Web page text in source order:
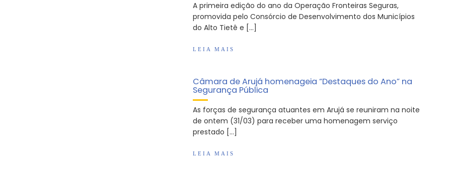
A primeira edição do ano da Operação Fronteiras Seguras,
promovida pelo Consórcio de Desenvolvimento dos Municípios
do Alto Tietê e […]
LEIA MAIS
Câmara de Arujá homenageia “Destaques do Ano” na
Segurança Pública
As forças de segurança atuantes em Arujá se reuniram na noite
de ontem (31/03) para receber uma homenagem serviço
prestado […]
LEIA MAIS